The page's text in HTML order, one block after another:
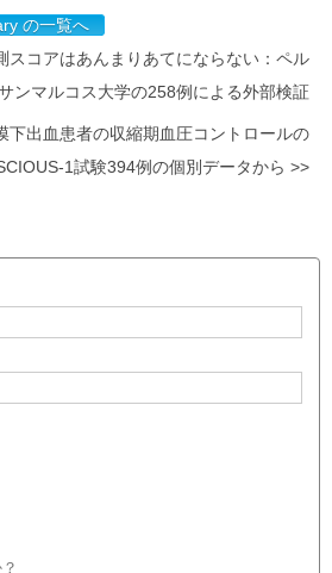
の一覧へ
スコアはあんまりあてにならない：ペル
ンマルコス大学の258例による外部検証
下出血患者の収縮期血圧コントロールの
1試験394例の個別データから >>